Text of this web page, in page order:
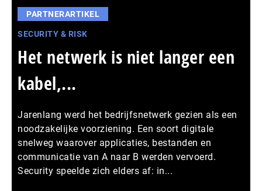
PARTNERARTIKEL
SECURITY & RISK
Het netwerk is niet langer een
kabel,...
Jarenlang werd het bedrijfsnetwerk gezien als een
noodzakelijke voorziening. Een soort digitale
snelweg waarover applicaties, bestanden en
communicatie van A naar B werden vervoerd.
Security speelde zich elders af: in...